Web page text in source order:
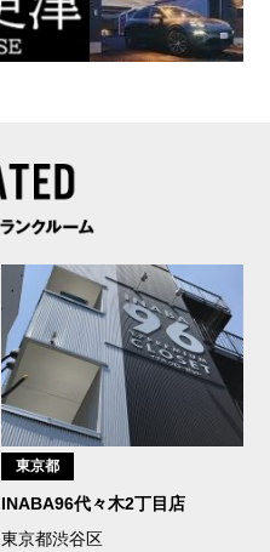
東京都
INABA96代々木2丁目店
東京都渋谷区